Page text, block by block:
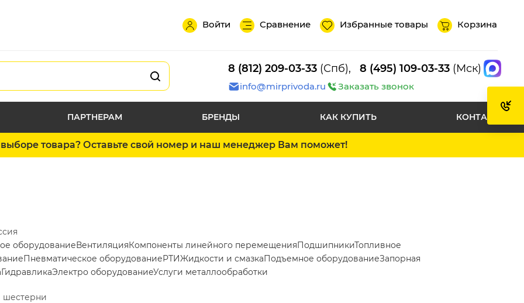
Войти Сравнение Избранные товары Корзина
8 (812) 209-03-33 (Спб), 8 (495) 109-03-33 (Мск)
info@mirprivoda.ru Заказать звонок
ПАРТНЕРАМ БРЕНДЫ КАК КУПИТЬ КОНТАКТЫ
товара? Оставьте свой номер и наш менеджер Вам поможет!
оборудованиеВентиляцияКомпоненты линейного перемещенияПодшипникиТопливное
Пневматическое оборудованиеРТИЖидкости и смазкаПодъемное оборудованиеЗапорная
ГидравликаЭлектро оборудованиеУслуги металлообработки
шестерни